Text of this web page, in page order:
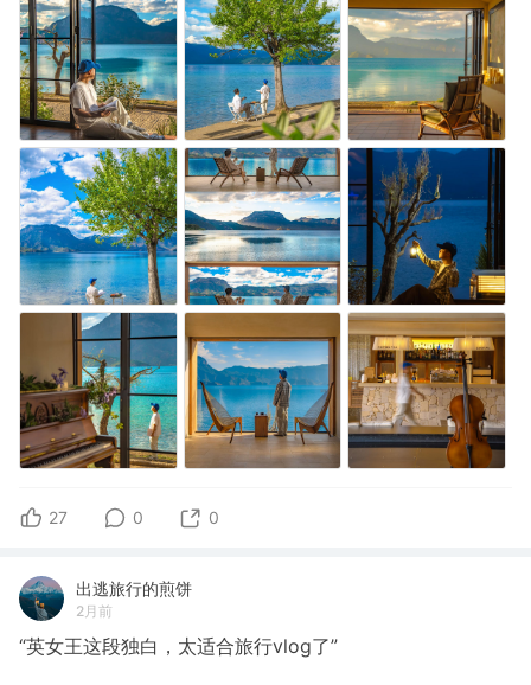
27 0 0
出逃旅行的煎饼
2月前
“英女王这段独白，太适合旅行vlog了”